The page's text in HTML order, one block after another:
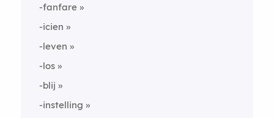
-fanfare
-icien
-leven
-los
-blij
-instelling